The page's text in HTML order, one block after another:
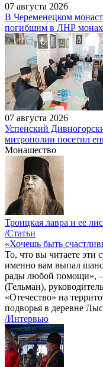
07 августа 2026
В Череменецком
погибшим в ЛНР
07 августа 2026
Успенский
митрополии посетил
Монашество
Троицкая лавра и ее
/Статьи
«Хочешь быть
То, что вы читаете
именно вам выпал
рады любой помощи»,
(Гельман),
«Отечество» на
подворья в деревне
/Интервью